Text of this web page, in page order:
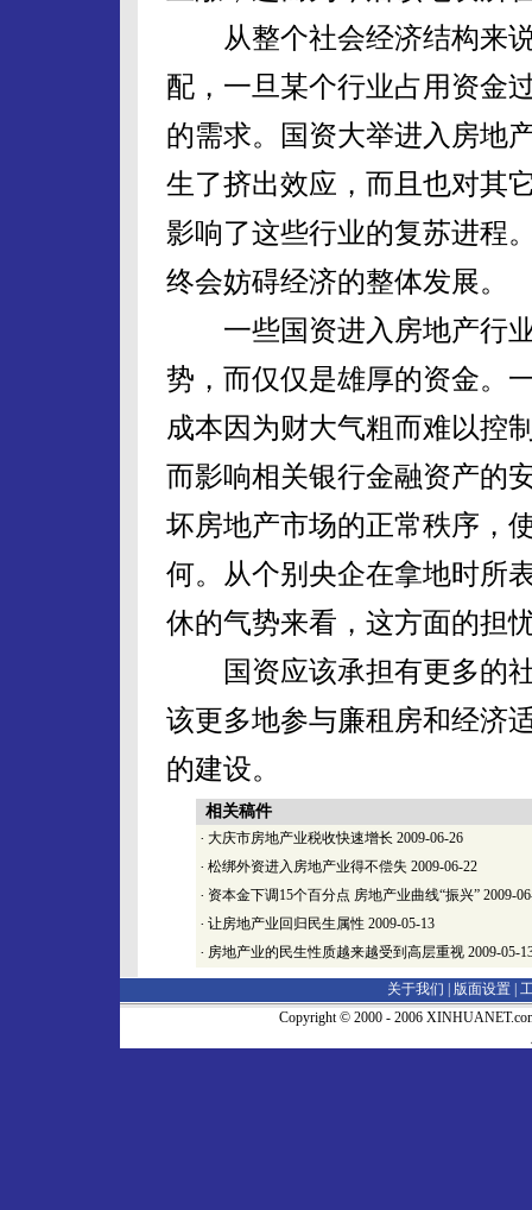
从整个社会经济结构来说
配，一旦某个行业占用资金
的需求。国资大举进入房地
生了挤出效应，而且也对其
影响了这些行业的复苏进程
终会妨碍经济的整体发展。
一些国资进入房地产行业
势，而仅仅是雄厚的资金。
成本因为财大气粗而难以控
而影响相关银行金融资产的
坏房地产市场的正常秩序，
何。从个别央企在拿地时所
休的气势来看，这方面的担
国资应该承担有更多的社
该更多地参与廉租房和经济
的建设。
相关稿件
· 大庆市房地产业税收快速增长 2009-06-26
· 松绑外资进入房地产业得不偿失 2009-06-22
· 资本金下调15个百分点 房地产业曲线“振兴” 2009-
· 让房地产业回归民生属性 2009-05-13
· 房地产业的民生性质越来越受到高层重视 2009-05-
关于我们 | 版面设置
Copyright © 2000 - 2006